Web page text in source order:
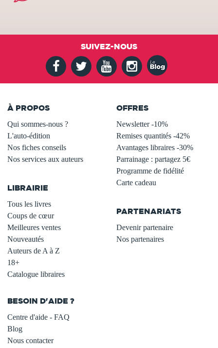
SUIVEZ-NOUS
À PROPOS
Qui sommes-nous ?
L'auto-édition
Nos fiches conseils
Nos services aux auteurs
LIBRAIRIE
Tous les livres
Coups de cœur
Meilleures ventes
Nouveautés
Auteurs de A à Z
18+
Catalogue libraires
OFFRES
Newsletter -10%
Remises quantités -42%
Avantages libraires -30%
Parrainage : partagez 5€
Programme de fidélité
Carte cadeau
PARTENARIATS
Devenir partenaire
Nos partenaires
BESOIN D'AIDE ?
Centre d'aide - FAQ
Blog
Nous contacter